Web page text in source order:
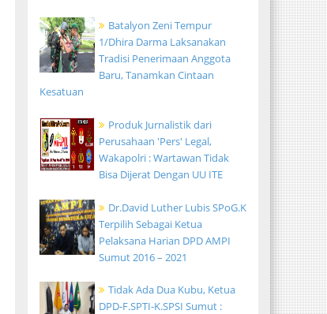
Batalyon Zeni Tempur
1/Dhira Darma Laksanakan
Tradisi Penerimaan Anggota
Baru, Tanamkan Cintaan
Kesatuan
Produk Jurnalistik dari
Perusahaan 'Pers' Legal,
Wakapolri : Wartawan Tidak
Bisa Dijerat Dengan UU ITE
Dr.David Luther Lubis SPoG.K
Terpilih Sebagai Ketua
Pelaksana Harian DPD AMPI
Sumut 2016 – 2021
Tidak Ada Dua Kubu, Ketua
DPD-F.SPTI-K.SPSI Sumut :